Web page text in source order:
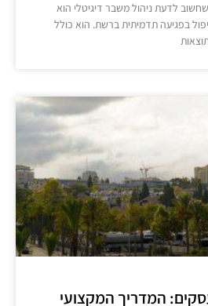
לדעת ניהול משבר דיגיטלי הוא
בפגיעה תדמיתית ברשת. הוא כולל
המדריך המקצועי